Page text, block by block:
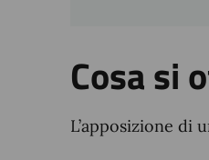
Cosa si
L’apposizione di